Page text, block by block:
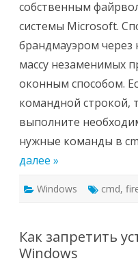
собственным
системы Microsoft.
брандмауэром
массу незаменимых
оконным способом.
командной строкой,
выполните
нужные команды в
далее »
Windows cmd,
Как запретить
Windows